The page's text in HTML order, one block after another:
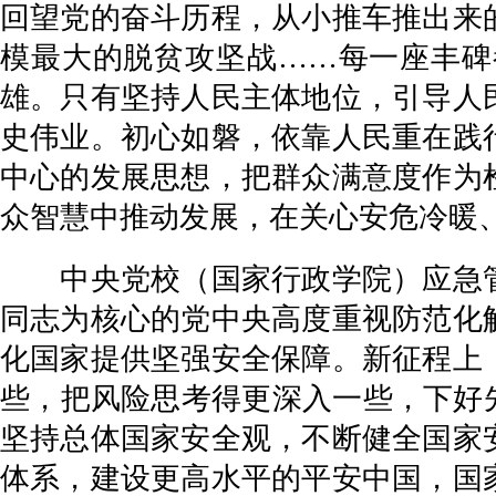
回望党的奋斗历程，从小推车推出
模最大的脱贫攻坚战……每一座丰碑
雄。只有坚持人民主体地位，引导
史伟业。初心如磐，依靠人民重在
中心的发展思想，把群众满意度作
众智慧中推动发展，在关心安危冷暖
中央党校（国家行政学院）应急
同志为核心的党中央高度重视防范
化国家提供坚强安全保障。新征程
些，把风险思考得更深入一些，下
坚持总体国家安全观，不断健全国
体系，建设更高水平的平安中国，